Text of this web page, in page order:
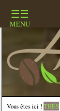
☰☰
MENU
Vous êtes ici !THÉS